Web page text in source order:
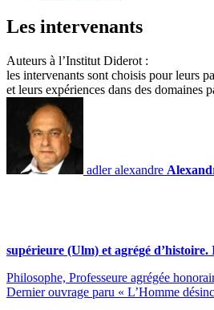
Les intervenants
Auteurs à l’Institut Diderot :
les intervenants sont choisis pour leurs
et leurs expériences dans des domaines
adler alexandre
supérieure (Ulm) et agrégé
Philosophe, Professeure agrégée
Dernier ouvrage paru « L’Homme